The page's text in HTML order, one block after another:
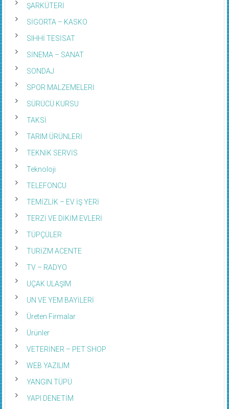
ŞARKÜTERİ
SİGORTA – KASKO
SIHHİ TESİSAT
SİNEMA – SANAT
SONDAJ
SPOR MALZEMELERİ
SÜRÜCÜ KURSU
TAKSİ
TARIM ÜRÜNLERİ
TEKNİK SERVİS
Teknoloji
TELEFONCU
TEMİZLİK – EV İŞ YERİ
TERZİ VE DİKİM EVLERİ
TÜPÇÜLER
TURİZM ACENTE
TV – RADYO
UÇAK ULAŞIM
UN VE YEM BAYİLERİ
Üreten Firmalar
Ürünler
VETERİNER – PET SHOP
WEB YAZILIM
YANGIN TÜPÜ
YAPI DENETİM